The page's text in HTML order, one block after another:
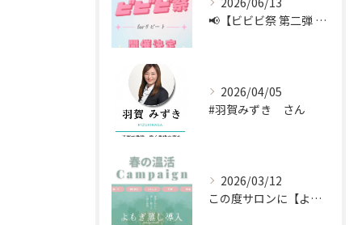
📢【ビビビ祭 第二弾 開催中！】📢
2026/04/05
#羽賀みずき さん
2026/03/12
この度サロンに【よもぎ蒸し】を新しく導入しました🌿✨